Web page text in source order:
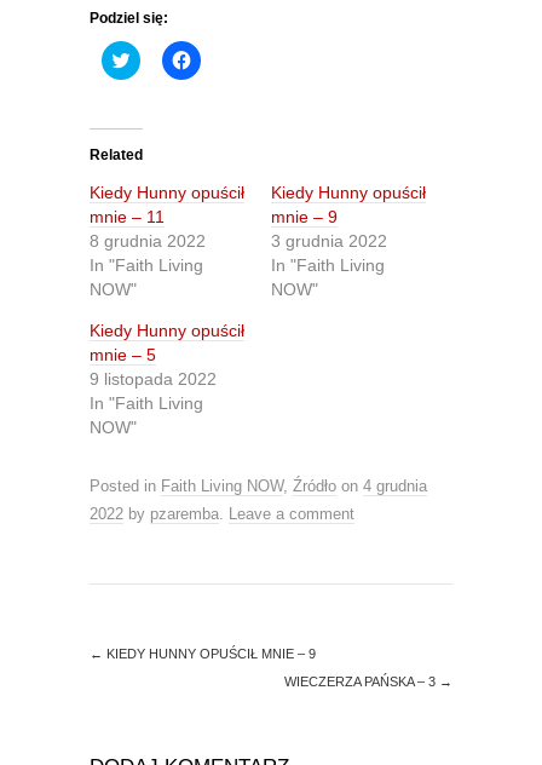
Podziel się:
C
l
t
o
s
h
a
r
e
o
n
T
w
t
e
r
(
O
p
i
n
n
e
n
)
C
l
a
e
o
n
F
e
b
o
k
(
O
s
i
n
n
i
w
Related
Kiedy Hunny opuścił
mnie – 11
8 grudnia 2022
In "Faith Living
NOW"
Kiedy Hunny opuścił
mnie – 9
3 grudnia 2022
In "Faith Living
NOW"
Kiedy Hunny opuścił
mnie – 5
9 listopada 2022
In "Faith Living
NOW"
Posted in Faith Living NOW, Źródło on 4 grudnia
2022 by pzaremba Leave a comment
← KIEDY HUNNY OPUŚCIŁ MNIE – 9
WIECZERZA PAŃSKA – 3 →